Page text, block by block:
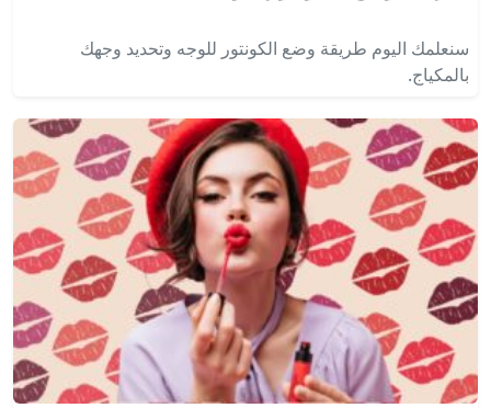
سنعلمك اليوم طريقة وضع الكونتور للوجه وتحديد وجهك
بالمكياج.